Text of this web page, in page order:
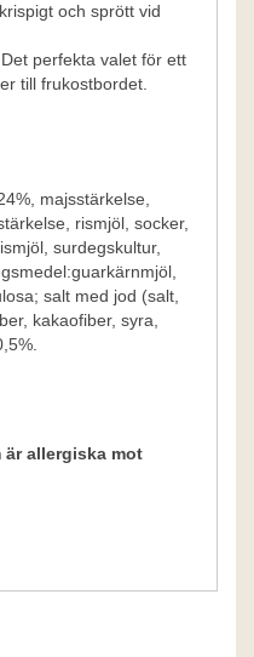
och sprött vid
perfekta valet för ett
till frukostbordet.
majsstärkelse,
rismjöl, socker,
surdegskultur,
salt med jod (salt,
kakaofiber, syra,
allergiska mot